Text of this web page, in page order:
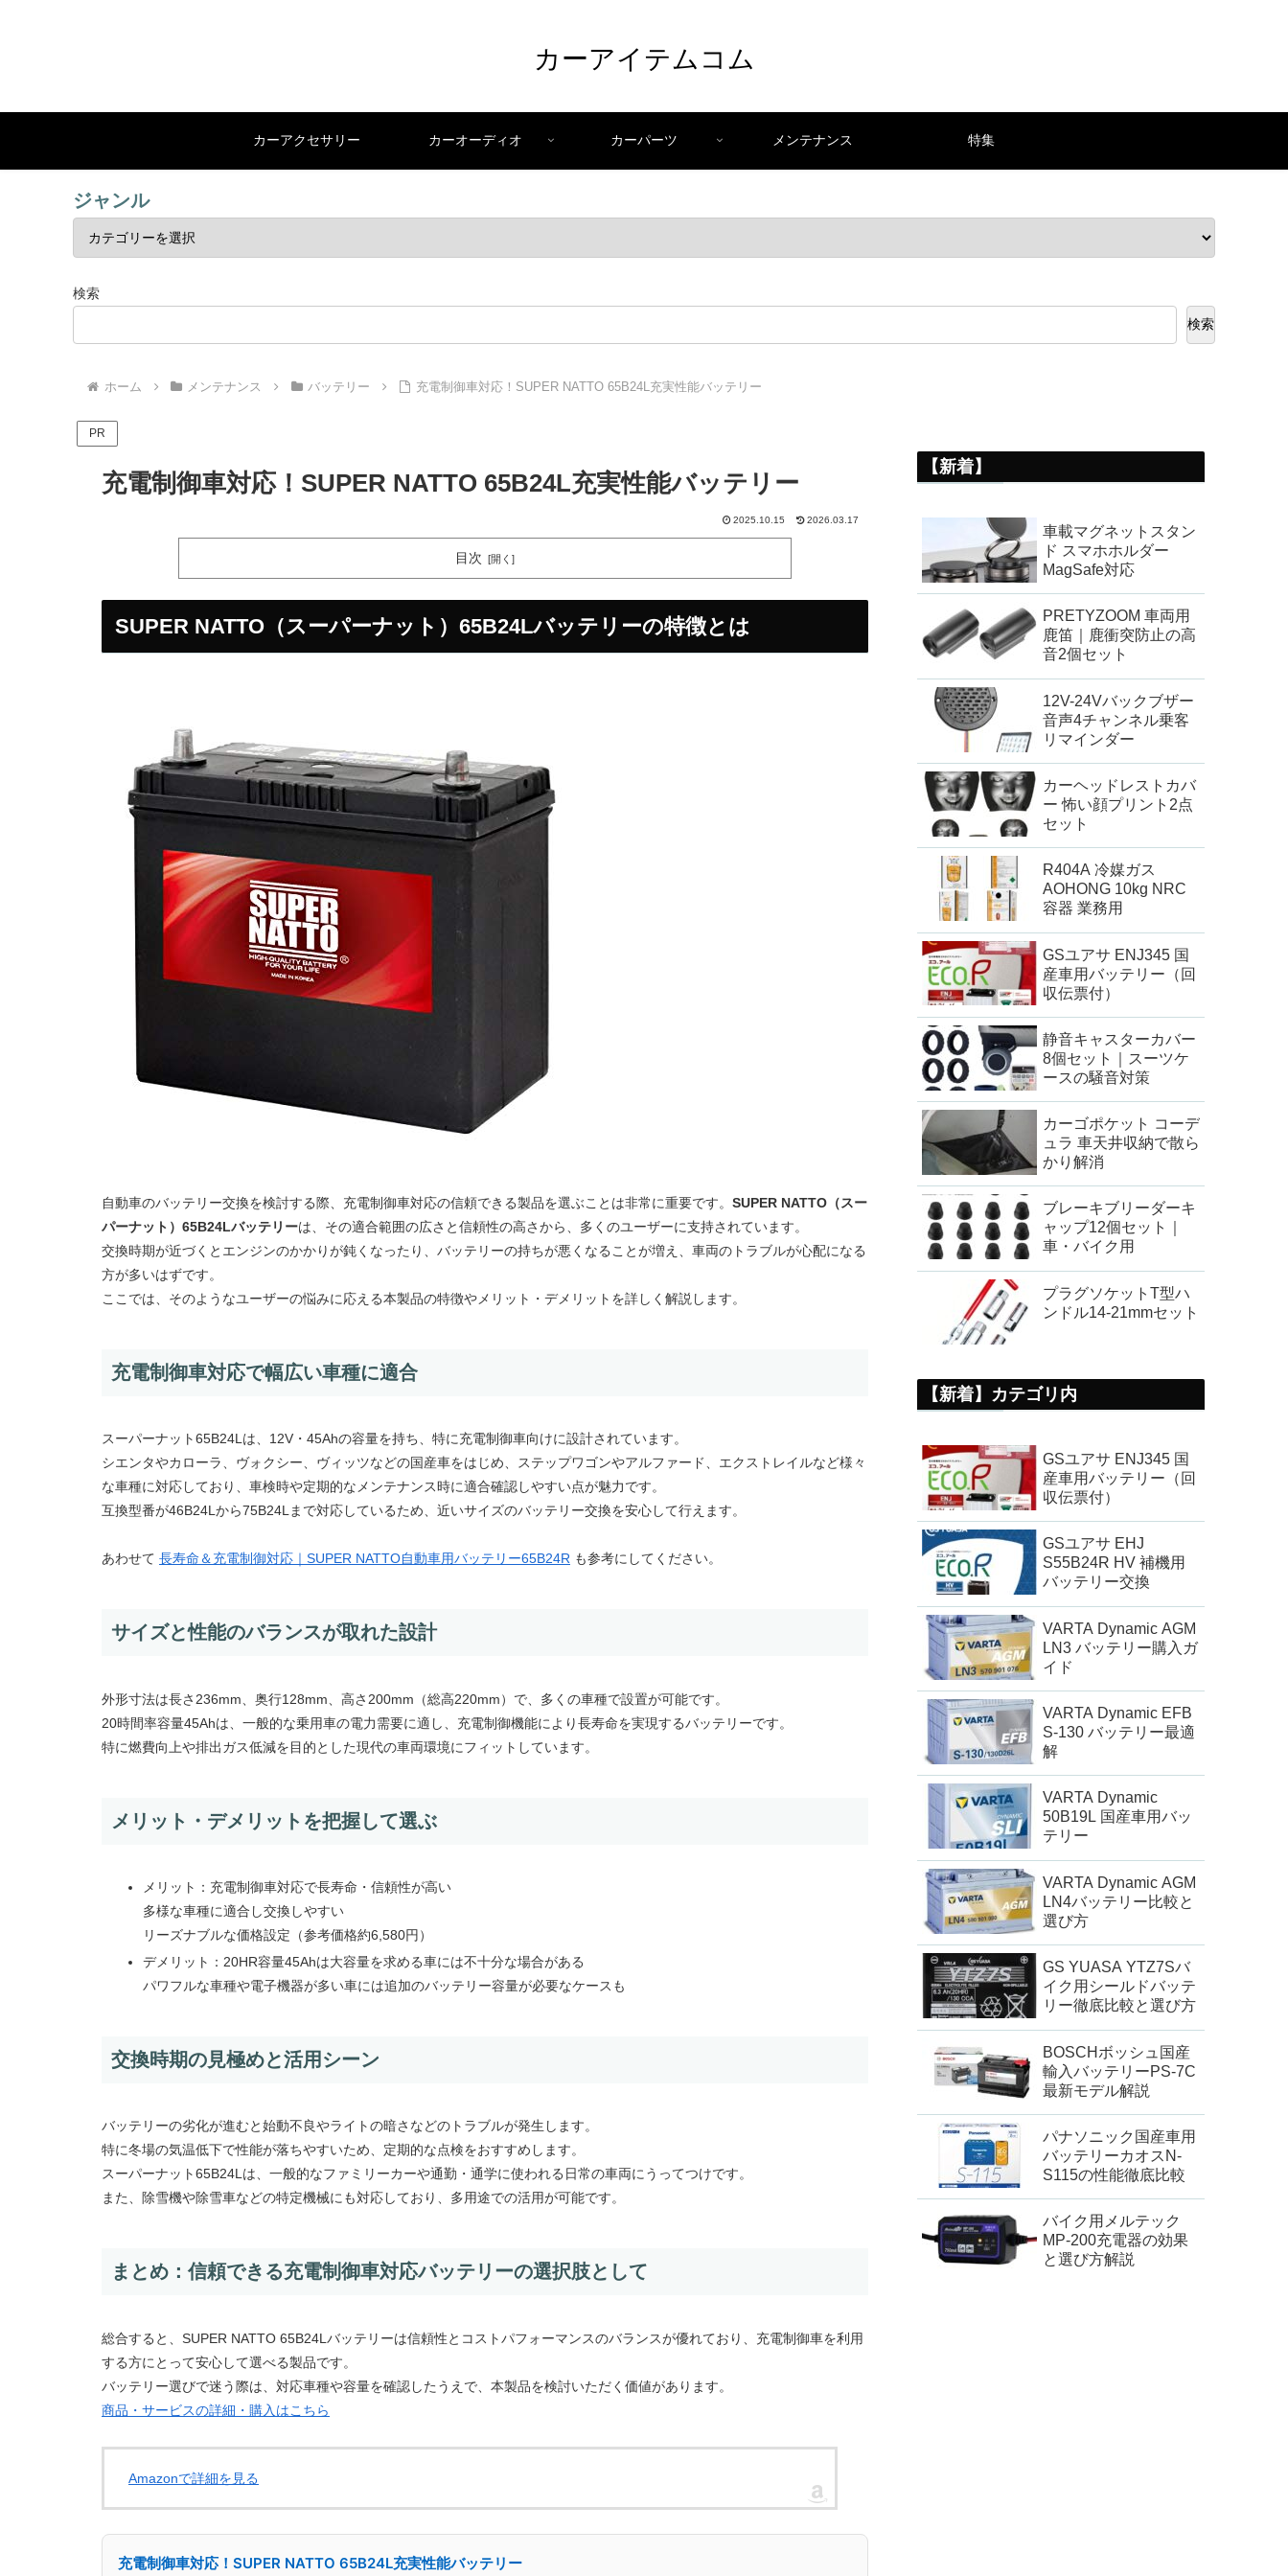
カーアイテムコム
カーアクセサリー カーオーディオ カーパーツ メンテナンス 特集
ジャンル
検索
検索
ホーム メンテナンス バッテリー 充電制御車対応！SUPER NATTO 65B24L充実性能バッテリー
PR
充電制御車対応！SUPER NATTO 65B24L充実性能バッテリー
2025.10.15 2026.03.17
目次
SUPER NATTO（スーパーナット）65B24Lバッテリーの特徴とは
自動車のバッテリー交換を検討する際、充電制御車対応の信頼できる製品を選ぶことは非常に重要です。 SUPER NATTO（スー
パーナット）65B24Lバッテリーは、その適合範囲の広さと信頼性の高さから、多くのユーザーに支持されています。
交換時期が近づくとエンジンのかかりが鈍くなったり、バッテリーの持ちが悪くなることが増え、車両のトラブルが心配になる
方が多いはずです。
ここでは、そのようなユーザーの悩みに応える本製品の特徴やメリット・デメリットを詳しく解説します。
充電制御車対応で幅広い車種に適合
スーパーナット65B24Lは、12V・45Ahの容量を持ち、特に充電制御車向けに設計されています。
シエンタやカローラ、ヴォクシー、ヴィッツなどの国産車をはじめ、ステップワゴンやアルファード、エクストレイルなど様々
な車種に対応しており、車検時や定期的なメンテナンス時に適合確認しやすい点が魅力です。
互換型番が46B24Lから75B24Lまで対応しているため、近いサイズのバッテリー交換を安心して行えます。
あわせて 長寿命＆充電制御対応｜SUPER NATTO自動車用バッテリー65B24R も参考にしてください。
サイズと性能のバランスが取れた設計
外形寸法は長さ236mm、奥行128mm、高さ200mm（総高220mm）で、多くの車種で設置が可能です。
20時間率容量45Ahは、一般的な乗用車の電力需要に適し、充電制御機能により長寿命を実現するバッテリーです。
特に燃費向上や排出ガス低減を目的とした現代の車両環境にフィットしています。
メリット・デメリットを把握して選ぶ
メリット：充電制御車対応で長寿命・信頼性が高い
多様な車種に適合し交換しやすい
リーズナブルな価格設定（参考価格約6,580円）
デメリット：20HR容量45Ahは大容量を求める車には不十分な場合がある
パワフルな車種や電子機器が多い車には追加のバッテリー容量が必要なケースも
交換時期の見極めと活用シーン
バッテリーの劣化が進むと始動不良やライトの暗さなどのトラブルが発生します。
特に冬場の気温低下で性能が落ちやすいため、定期的な点検をおすすめします。
スーパーナット65B24Lは、一般的なファミリーカーや通勤・通学に使われる日常の車両にうってつけです。
また、除雪機や除雪車などの特定機械にも対応しており、多用途での活用が可能です。
まとめ：信頼できる充電制御車対応バッテリーの選択肢として
総合すると、SUPER NATTO 65B24Lバッテリーは信頼性とコストパフォーマンスのバランスが優れており、充電制御車を利用
する方にとって安心して選べる製品です。
バッテリー選びで迷う際は、対応車種や容量を確認したうえで、本製品を検討いただく価値があります。
商品・サービスの詳細・購入はこちら
Amazonで詳細を見る
充電制御車対応！SUPER NATTO 65B24L充実性能バッテリー
【新着】
車載マグネットスタン
ド スマホホルダー
MagSafe対応
PRETYZOOM 車両用
鹿笛｜鹿衝突防止の高
音2個セット
12V-24Vバックブザー
音声4チャンネル乗客
リマインダー
カーヘッドレストカバ
ー 怖い顔プリント2点
セット
R404A 冷媒ガス
AOHONG 10kg NRC
容器 業務用
GSユアサ ENJ345 国
産車用バッテリー（回
収伝票付）
静音キャスターカバー
8個セット｜スーツケ
ースの騒音対策
カーゴポケット コーデ
ュラ 車天井収納で散ら
かり解消
ブレーキブリーダーキ
ャップ12個セット｜
車・バイク用
プラグソケットT型ハ
ンドル14-21mmセット
【新着】カテゴリ内
GSユアサ ENJ345 国
産車用バッテリー（回
収伝票付）
GSユアサ EHJ
S55B24R HV 補機用
バッテリー交換
VARTA Dynamic AGM
LN3 バッテリー購入ガ
イド
VARTA Dynamic EFB
S-130 バッテリー最適
解
VARTA Dynamic
50B19L 国産車用バッ
テリー
VARTA Dynamic AGM
LN4バッテリー比較と
選び方
GS YUASA YTZ7Sバ
イク用シールドバッテ
リー徹底比較と選び方
BOSCHボッシュ国産
輸入バッテリーPS-7C
最新モデル解説
パナソニック国産車用
バッテリーカオスN-
S115の性能徹底比較
バイク用メルテック
MP-200充電器の効果
と選び方解説